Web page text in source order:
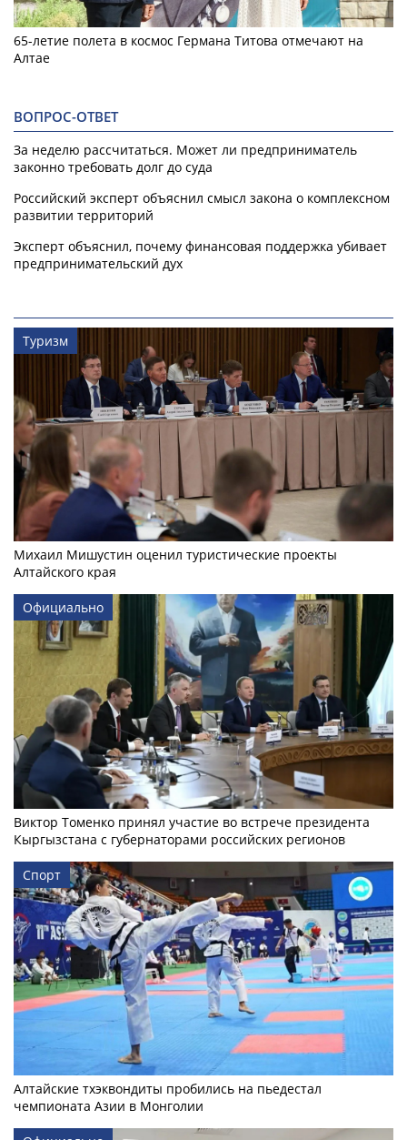
65-летие полета в космос Германа Титова отмечают на
Алтае
ВОПРОС-ОТВЕТ
За неделю рассчитаться. Может ли предприниматель
законно требовать долг до суда
Российский эксперт объяснил смысл закона о комплексном
развитии территорий
Эксперт объяснил, почему финансовая поддержка убивает
предпринимательский дух
Туризм
Михаил Мишустин оценил туристические проекты
Алтайского края
Официально
Виктор Томенко принял участие во встрече президента
Кыргызстана с губернаторами российских регионов
Спорт
Алтайские тхэквондиты пробились на пьедестал
чемпионата Азии в Монголии